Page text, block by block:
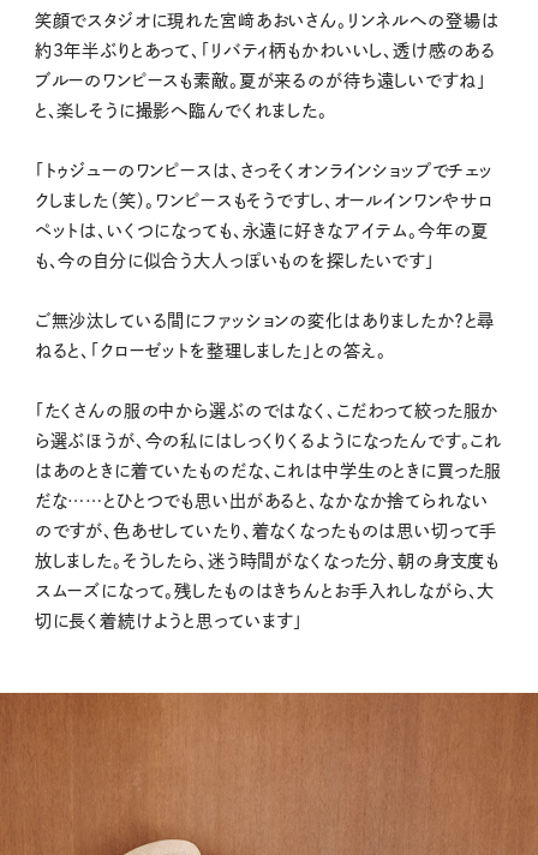
笑顔でスタジオに現れた宮﨑あおいさん。リンネルへの登場は
約3年半ぶりとあって、「リバティ柄もかわいいし、透け感のある
ブルーのワンピースも素敵。夏が来るのが待ち遠しいですね」
と、楽しそうに撮影へ臨んでくれました。
「トゥジューのワンピースは、さっそくオンラインショップでチェッ
クしました（笑）。ワンピースもそうですし、オールインワンやサロ
ペットは、いくつになっても、永遠に好きなアイテム。今年の夏
も、今の自分に似合う大人っぽいものを探したいです」
ご無沙汰している間にファッションの変化はありましたか？と尋
ねると、「クローゼットを整理しました」との答え。
「たくさんの服の中から選ぶのではなく、こだわって絞った服か
ら選ぶほうが、今の私にはしっくりくるようになったんです。これ
はあのときに着ていたものだな、これは中学生のときに買った服
だな……とひとつでも思い出があると、なかなか捨てられない
のですが、色あせしていたり、着なくなったものは思い切って手
放しました。そうしたら、迷う時間がなくなった分、朝の身支度も
スムーズになって。残したものはきちんとお手入れしながら、大
切に長く着続けようと思っています」